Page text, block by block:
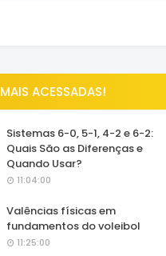
MAIS ACESSADAS!
Sistemas 6-0, 5-1, 4-2 e 6-2:
Quais São as Diferenças e
Quando Usar?
11:04:00
Valências físicas em
fundamentos do voleibol
11:25:00